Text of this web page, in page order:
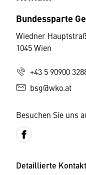
Bundessparte
Wiedner
1045 Wien
+43 5 90900
bsg@wko.at
Besuchen Sie uns
Detaillierte